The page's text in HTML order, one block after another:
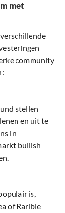
met
community
stellen
en uit te
in
bullish
is,
of Rarible